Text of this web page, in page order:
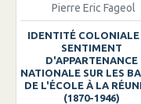
Pierre Eric Fageol
IDENTITÉ COLONIALE
SENTIMENT
D'APPARTENANCE
NATIONALE SUR LES
DE L'ÉCOLE À LA
(1870-1946)